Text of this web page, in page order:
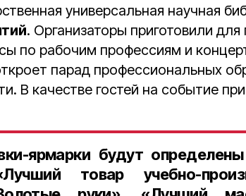
универсальная научная
. Организаторы приготовили для
по рабочим профессиям и
парад профессиональных
В качестве гостей на событие
ярмарки будут
товар учебно-